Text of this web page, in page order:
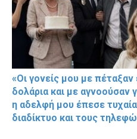
«Οι γονείς μου με
δολάρια και με αγνοούσαν
η αδελφή μου έπεσε
διαδίκτυο και τους